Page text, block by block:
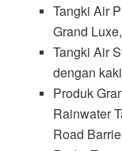
Tangki Air
Grand
Tangki Air
dengan
Produk
Rainwater
Road